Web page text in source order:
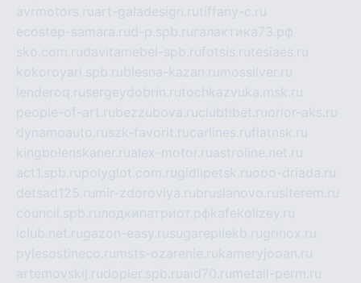
avrmotors.ruart-galadesign.rutiffany-c.ru
ecostep-samara.rud-p.spb.ru галактика73.рф
sko.com.rudavitamebel-spb.rufotsis.rutesiaes.ru
kokoroyari.spb.rublesna-kazan.ru mossilver.ru
lenderoq.rusergeydobrin.rutochkazvuka.msk.ru
people-of-art.rubezzubova.ruclubtibet.ruorior-aks.ru
dynamoauto.ruszk-favorit.rucarlines.ruflatnsk.ru
kingbolenskaner.rualex-motor.ruastroline.net.ru
act1.spb.rupolyglot.com.rugidlipetsk.ruooo-driada.ru
detsad125.ru mir-zdoroviya.rubruslanovo.rusiterem.ru
council.spb.ruлодкипатриот.рфkafekolizey.ru
iclub.net.rugazon-easy.rusugarepilekb.rugrinox.ru
pylesostineco.ru msts-ozarenie.rukameryjooan.ru
artemovskij.rudopler.spb.ruaid70.ru metall-perm.ru